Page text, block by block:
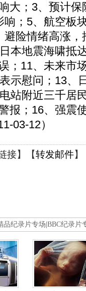
大；3、预计保
；5、航空板
险情绪高涨
本地震海啸抵
；11、未来市
示慰问；13、
站附近三千居
报；16、强震
03-12）
接】【转发邮件】
品纪录片专场 BBC纪录片